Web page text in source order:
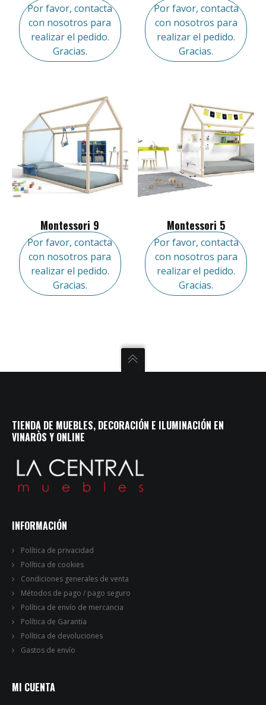
Por favor, contacta
con nosotros para
realizar el pedido.
Gracias.
Por favor, contacta
con nosotros para
realizar el pedido.
Gracias.
Montessori 9
Por favor, contacta
con nosotros para
realizar el pedido.
Gracias.
Montessori 5
Por favor, contacta
con nosotros para
realizar el pedido.
Gracias.
TIENDA DE MUEBLES, DECORACIÓN E ILUMINACIÓN EN
VINARÒS Y ONLINE
INFORMACIÓN
Política de privacidad
Política de cookies
Condiciones generales de venta
Métodos de pago / pago seguro
Política de envío de mercancia
Política de Garantía
Política de devoluciones
Gastos de envío
MI CUENTA